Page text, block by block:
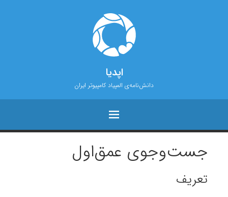
اپدیا
دانش‌نامه‌ی المپیاد کامپیوتر ایران
جست‌و‌جوی عمق‌اول
تعریف